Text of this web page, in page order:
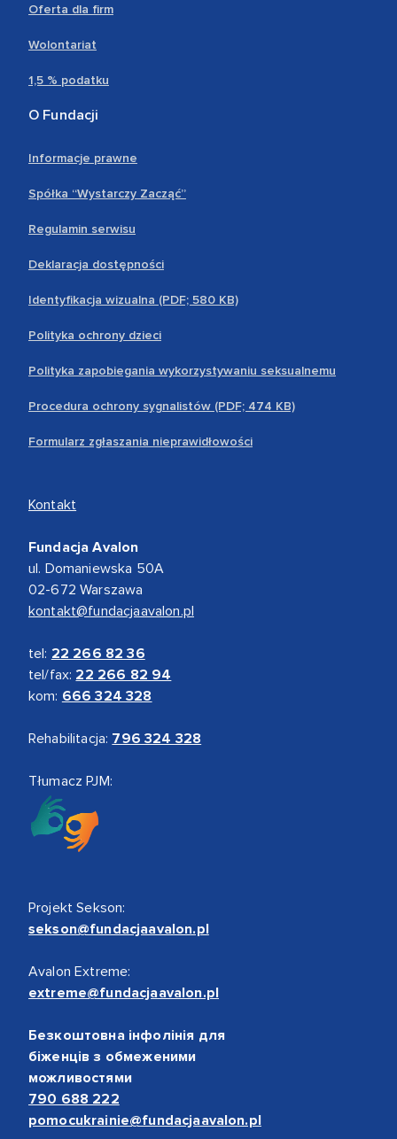
Oferta dla firm
Wolontariat
1,5 % podatku
O Fundacji
Informacje prawne
Spółka “Wystarczy Zacząć”
Regulamin serwisu
Deklaracja dostępności
Identyfikacja wizualna (PDF; 580 KB)
Polityka ochrony dzieci
Polityka zapobiegania wykorzystywaniu seksualnemu
Procedura ochrony sygnalistów (PDF; 474 KB)
Formularz zgłaszania nieprawidłowości
Kontakt
Fundacja Avalon
ul. Domaniewska 50A
02-672 Warszawa
kontakt@fundacjaavalon.pl
tel: 22 266 82 36
tel/fax: 22 266 82 94
kom: 666 324 328
Rehabilitacja: 796 324 328
Tłumacz PJM:
Projekt Sekson:
sekson@fundacjaavalon.pl
Avalon Extreme:
extreme@fundacjaavalon.pl
Безкоштовна інфолінія для
біженців з обмеженими
можливостями
790 688 222
pomocukrainie@fundacjaavalon.pl